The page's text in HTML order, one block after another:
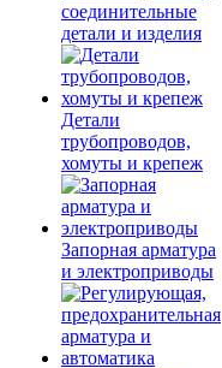
соединительные
детали и изделия
Детали
трубопроводов,
хомуты и крепеж
Запорная арматура
и электроприводы